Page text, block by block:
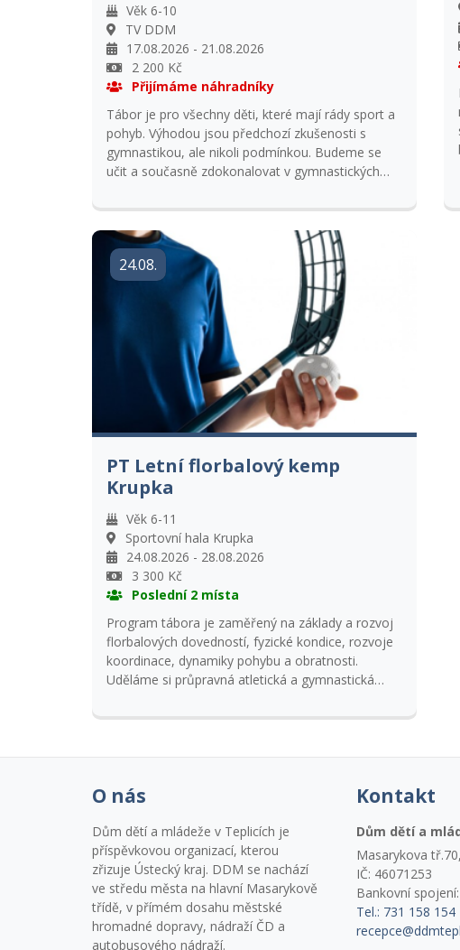
Věk 6-10
TV DDM
17.08.2026 - 21.08.2026
2 200 Kč
Přijímáme náhradníky
Tábor je pro všechny děti, které mají rády sport a
pohyb. Výhodou jsou předchozí zkušenosti s
gymnastikou, ale nikoli podmínkou. Budeme se
učit a současně zdokonalovat v gymnastických
zacvičíme si na nářadí, ale vyzkoušíme i další,
aktivity a tvoření. K přihlášce přiložte kopií kartičky
pojištěnce.
24.08.
PT Letní florbalový kemp
Krupka
Věk 6-11
Sportovní hala Krupka
24.08.2026 - 28.08.2026
3 300 Kč
Poslední 2 místa
Program tábora je zaměřený na základy a rozvoj
florbalových dovedností, fyzické kondice, rozvoje
koordinace, dynamiky pohybu a obratnosti.
Uděláme si průpravná atletická a gymnastická
míčové hry. Každý den si zajdeme zaplavat do
okolí. Přihlášky přijímáme s kopií kartičky
O nás
Dům dětí a mládeže v Teplicích je
příspěvkovou organizací, kterou
zřizuje Ústecký kraj. DDM se nachází
ve středu města na hlavní Masarykově
třídě, v přímém dosahu městské
hromadné dopravy, nádraží ČD a
autobusového nádraží.
Kontakt
Dům dětí a
Masarykova
IČ: 46071253
Bankovní
Tel.: 731 158 154